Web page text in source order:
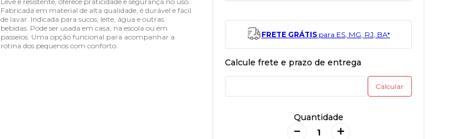
Fabricada em material de alta qualidade, é durável e fácil
de lavar. Indicada para sucos, leite, água e outras
bebidas. Pode ser usada em casa, na escola ou em
passeios. Uma opção funcional para acompanhar a
rotina dos pequenos com conforto.
FRETE GRÁTIS para ES, MG, RJ, BA*
Quantidade
＋
－